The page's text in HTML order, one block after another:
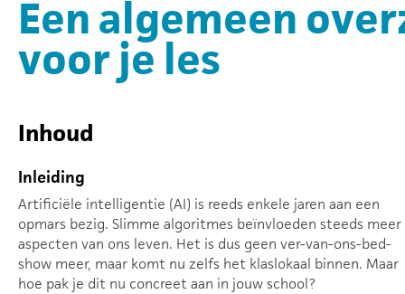
Een algemeen
voor je les
Inhoud
Inleiding
Artificiële intelligentie (AI) is reeds enkele jaren aan een
opmars bezig. Slimme algoritmes beïnvloeden steeds meer
aspecten van ons leven. Het is dus geen ver-van-ons-bed-
show meer, maar komt nu zelfs het klaslokaal binnen. Maar
hoe pak je dit nu concreet aan in jouw school?